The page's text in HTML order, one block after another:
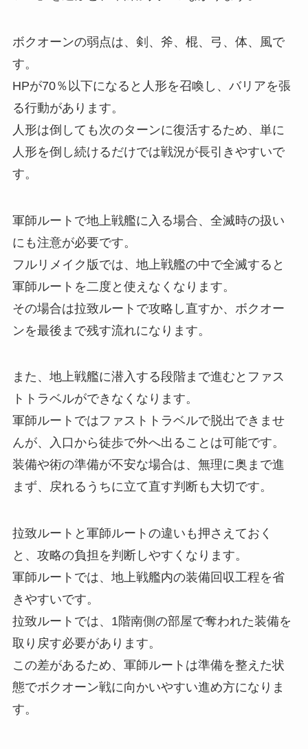
ボクオーンの弱点は、剣、斧、棍、弓、体、風で
す。
HPが70％以下になると人形を召喚し、バリアを張
る行動があります。
人形は倒しても次のターンに復活するため、単に
人形を倒し続けるだけでは戦況が長引きやすいで
す。
軍師ルートで地上戦艦に入る場合、全滅時の扱い
にも注意が必要です。
フルリメイク版では、地上戦艦の中で全滅すると
軍師ルートを二度と使えなくなります。
その場合は拉致ルートで攻略し直すか、ボクオー
ンを最後まで残す流れになります。
また、地上戦艦に潜入する段階まで進むとファス
トトラベルができなくなります。
軍師ルートではファストトラベルで脱出できませ
んが、入口から徒歩で外へ出ることは可能です。
装備や術の準備が不安な場合は、無理に奥まで進
まず、戻れるうちに立て直す判断も大切です。
拉致ルートと軍師ルートの違いも押さえておく
と、攻略の負担を判断しやすくなります。
軍師ルートでは、地上戦艦内の装備回収工程を省
きやすいです。
拉致ルートでは、1階南側の部屋で奪われた装備を
取り戻す必要があります。
この差があるため、軍師ルートは準備を整えた状
態でボクオーン戦に向かいやすい進め方になりま
す。